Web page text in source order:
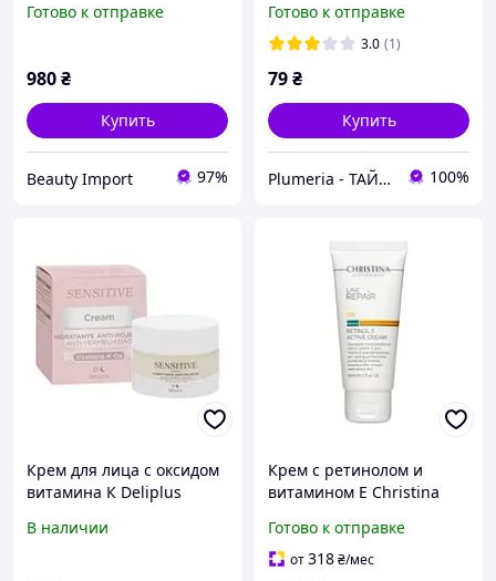
вітаміном С, 20 мл
Готово к отправке
980₴
Купить
Beauty Import 97%
Готово к отправке
3.0 (1)
79₴
Купить
Plumeria - ТАЙСЬКА КОСМЕТИКА ТА АПТЕКА 100%
Крем для лица с оксидом
витамина К Deliplus
В наличии
Крем с ретинолом и
витамином E Christina
Active Cream 60 мл
Готово к отправке
от318₴/мес